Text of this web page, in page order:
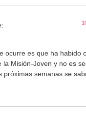
ocurre es que ha habido
la Misión-Joven y no es
próximas semanas se